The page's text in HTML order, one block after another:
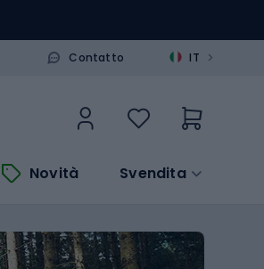
Contatto IT >
Novità Svendita